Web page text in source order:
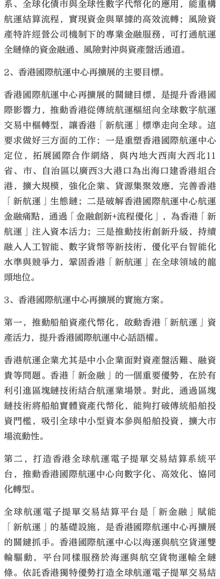
系、全球化債市與全球性數字代幣化的應用，能重構
航運結算流程，實現資金與單據的高效流轉；風險資
產特許經營公司機制下的專業金融服務，可打通航運
全鏈條的資金融通、風險對沖與資產盤活通道。
2、香港國際航運中心再擴展的主要目標。
香港國際航運中心再擴展的關鍵目標，是提升香港國
際影響力，推動香港從傳統航運樞紐向全球數字航運
交易中樞轉型，讓香港「新航運」標準走向全球。這
要求做好三方面的工作：一是重塑香港國際航運中心
定位，拓展國際合作網絡，與內地大西南大西北11
省、市、自治區以廣西3大港口為出海口建香港組合
港，擴大規模，強化企業、貨源集聚效應，完善香港
「新航運」生態鏈；二是破解香港國際航運中心航運
金融痛點，通過「金融創新+流程優化」，為香港「新
航運」注入資本活力；三是推動技術創新升級，持續
融入人工智能、數字貨幣等新技術，優化平台智能化
水準與競爭力，鞏固香港「新航運」在全球領域的龍
頭地位。
3、香港國際航運中心再擴展的實施方案。
第一，推動船舶資產代幣化，啟動香港「新航運」資
產活力，提升香港國際航運中心話語權。
香港航運企業尤其是中小企業面對資產盤活難、融資
貴等問題。香港「新金融」的一個重要優勢，在於有
利引進區塊鏈技術結合航運業場景。對此，通過區塊
鏈技術將船舶實體資產代幣化，能夠打破傳統船舶投
資門檻，吸引全球中小型資本參與船舶投資，擴大市
場流動性。
第二，打造香港全球航運電子提單交易結算系統平
台，推動香港國際航運中心向數字化、高效化、協同
化轉型。
全球航運電子提單交易結算平台是「新金融」賦能
「新航運」的基礎設施，是香港國際航運中心再擴展
的關鍵抓手。香港國際航運中心以海運與航空貨運雙
輪驅動，平台同樣服務於海運與航空貨物運輸全鏈
條。依託香港獨特優勢打造全球航運電子提單交易結